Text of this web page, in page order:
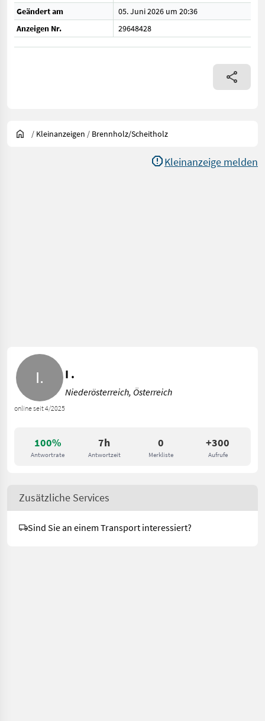
Geändert am
05. Juni 2026 um 20:36
Anzeigen Nr.
29648428
/ Kleinanzeigen / Brennholz/Scheitholz
Kleinanzeige melden
100%
Antwortrate
7h
Antwortzeit
0
Merkliste
+300
Aufrufe
online seit 4/2025
I .
Niederösterreich, Österreich
Zusätzliche Services
Sind Sie an einem Transport interessiert?